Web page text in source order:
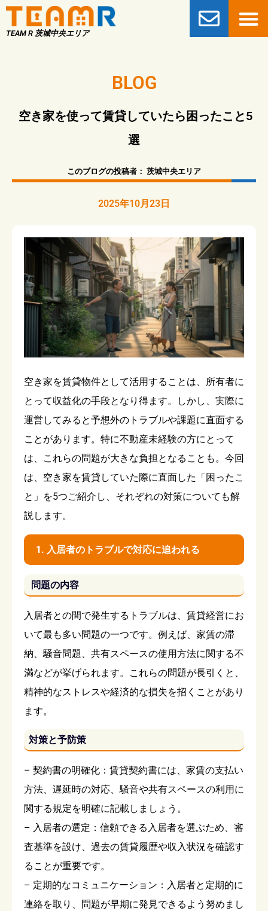
TEAM R 茨城中央エリア
BLOG
空き家を使って賃貸していたら困ったこと5
選
このブログの投稿者： 茨城中央エリア
2025年10月23日
空き家を賃貸物件として活用することは、所有者に
とって収益化の手段となり得ます。しかし、実際に
運営してみると予想外のトラブルや課題に直面する
ことがあります。特に不動産未経験の方にとって
は、これらの問題が大きな負担となることも。今回
は、空き家を賃貸していた際に直面した「困ったこ
と」を5つご紹介し、それぞれの対策についても解
説します。
1. 入居者のトラブルで対応に追われる
問題の内容
入居者との間で発生するトラブルは、賃貸経営にお
いて最も多い問題の一つです。例えば、家賃の滞
納、騒音問題、共有スペースの使用方法に関する不
満などが挙げられます。これらの問題が長引くと、
精神的なストレスや経済的な損失を招くことがあり
ます。
対策と予防策
– 契約書の明確化：賃貸契約書には、家賃の支払い
方法、遅延時の対応、騒音や共有スペースの利用に
関する規定を明確に記載しましょう。
– 入居者の選定：信頼できる入居者を選ぶため、審
査基準を設け、過去の賃貸履歴や収入状況を確認す
ることが重要です。
– 定期的なコミュニケーション：入居者と定期的に
連絡を取り、問題が早期に発見できるよう努めまし